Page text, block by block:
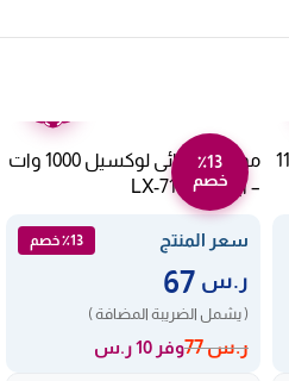
فرن بلت ان 60 سم البا كهربائى 11
٪13
خصم
موقد كهربائى لوكسيل 1000 وات
– ابيض -LX-7130
سعر المنتج ٪13 خصم
ر.س
( يشمل الضريبة المضافة )
ر.س77 وفر 10 ر.س